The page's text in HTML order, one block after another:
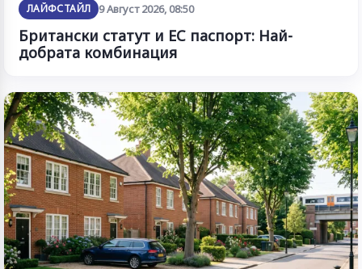
ЛАЙФСТАЙЛ 9 Август 2026, 08:50
Британски статут и ЕС паспорт: Най-
добрата комбинация